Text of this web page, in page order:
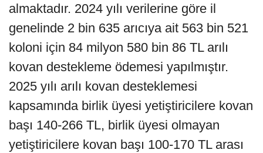
almaktadır. 2024 yılı verilerine göre il
genelinde 2 bin 635 arıcıya ait 563 bin 521
koloni için 84 milyon 580 bin 86 TL arılı
kovan destekleme ödemesi yapılmıştır.
2025 yılı arılı kovan desteklemesi
kapsamında birlik üyesi yetiştiricilere kovan
başı 140-266 TL, birlik üyesi olmayan
yetiştiricilere kovan başı 100-170 TL arası